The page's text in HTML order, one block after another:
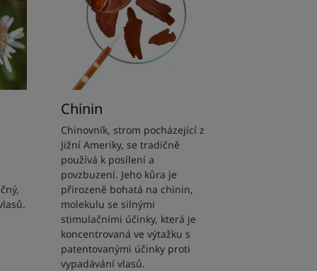
Chinin
Chinovník, strom pocházející z
Jižní Ameriky, se tradičně
používá k posílení a
povzbuzení. Jeho kůra je
přirozeně bohatá na chinin,
molekulu se silnými
stimulačními účinky, která je
koncentrovaná ve výtažku s
patentovanými účinky proti
vypadávání vlasů.